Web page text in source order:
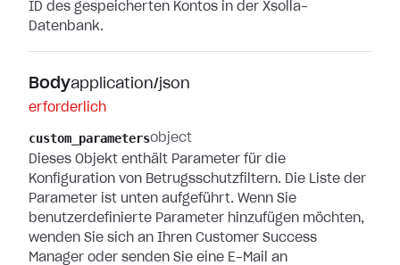
ID des gespeicherten Kontos in der Xsolla-
Datenbank.
Bodyapplication/json
erforderlich
custom_parametersobject
Dieses Objekt enthält Parameter für die
Konfiguration von Betrugsschutzfiltern. Die Liste der
Parameter ist unten aufgeführt. Wenn Sie
benutzerdefinierte Parameter hinzufügen möchten,
wenden Sie sich an Ihren Customer Success
Manager oder senden Sie eine E-Mail an